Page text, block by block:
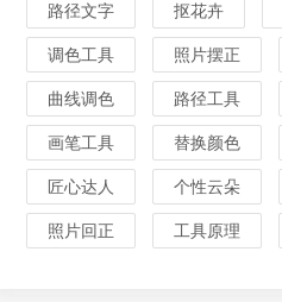
路径文字 抠花卉
调色工具 照片摆正
曲线调色 路径工具
画笔工具 替换颜色
匠心达人 个性云朵
照片回正 工具原理